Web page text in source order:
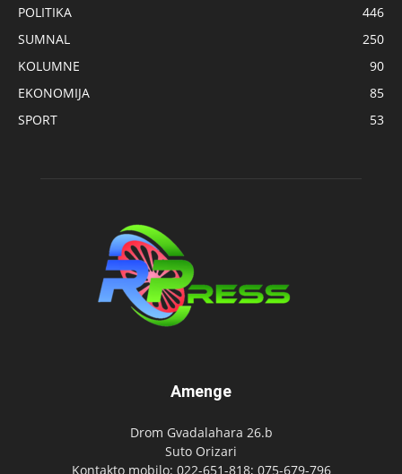
POLITIKA
446
SUMNAL
250
KOLUMNE
90
EKONOMIJA
85
SPORT
53
Amenge
Drom Gvadalahara 26.b
Suto Orizari
Kontakto mobilo: 022-651-818; 075-679-796